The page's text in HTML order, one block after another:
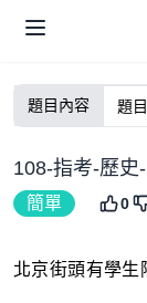
題目內容 題
108-指考-歷史
簡單 0
北京街頭有學生